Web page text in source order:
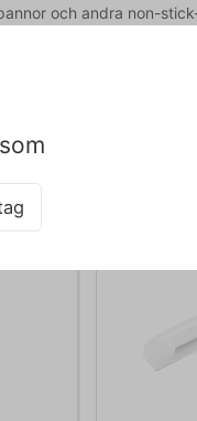
och andra non-
eventuella fel.
med